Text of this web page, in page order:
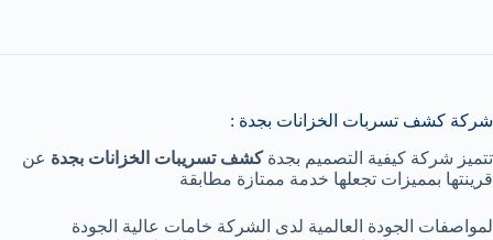
شركة كشف تسربات الخزانات بجدة :
تتميز شركة كيفية التصميم بجدة كشف تسريبات الخزانات بجدة عن
قرينتها بمميزات تجعلها خدمة ممتازة مطابقة
لمواصفات الجودة العالمية لدى الشركة خامات عالية الجودة